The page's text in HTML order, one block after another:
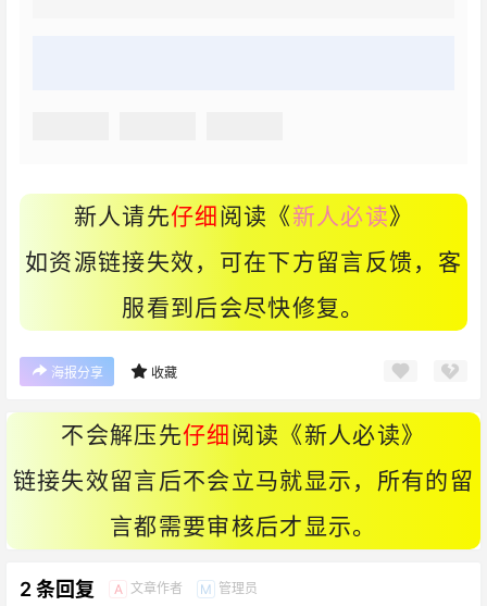
新人请先仔细 阅读《新人必读》
如资源链接失效，可在下方留言反馈，客
服看到后会尽快修复。
海报分享 收藏
不会解压先仔细 阅读《新人必读》
链接失效留言后不会立马就显示，所有的留
言都需要审核后才显示。
2 条回复 A 文章作者 M 管理员